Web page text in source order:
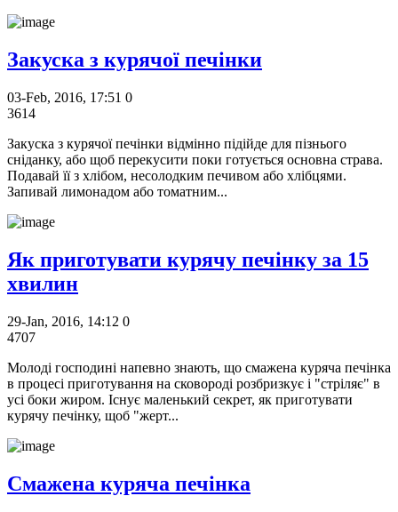
Закуска з курячої печінки
03-Feb, 2016, 17:51 0
3614
Закуска з курячої печінки відмінно підійде для пізнього
сніданку, або щоб перекусити поки готується основна страва.
Подавай її з хлібом, несолодким печивом або хлібцями.
Запивай лимонадом або томатним...
Як приготувати курячу печінку за 15
хвилин
29-Jan, 2016, 14:12 0
4707
Молоді господині напевно знають, що смажена куряча печінка
в процесі приготування на сковороді розбризкує і "стріляє" в
усі боки жиром. Існує маленький секрет, як приготувати
курячу печінку, щоб "жерт...
Смажена куряча печінка